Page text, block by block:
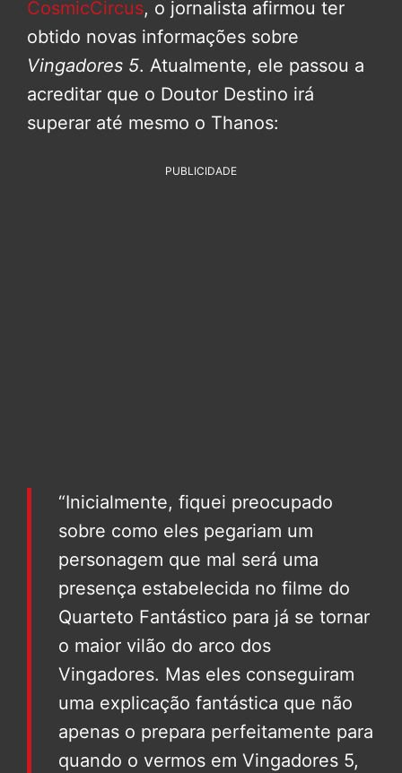
CosmicCircus, o jornalista afirmou ter
obtido novas informações sobre
Vingadores 5. Atualmente, ele passou a
acreditar que o Doutor Destino irá
superar até mesmo o Thanos:
PUBLICIDADE
“Inicialmente, fiquei preocupado
sobre como eles pegariam um
personagem que mal será uma
presença estabelecida no filme do
Quarteto Fantástico para já se tornar
o maior vilão do arco dos
Vingadores. Mas eles conseguiram
uma explicação fantástica que não
apenas o prepara perfeitamente para
quando o vermos em Vingadores 5,